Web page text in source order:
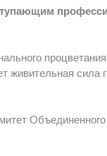
живительная сила
Объединенного